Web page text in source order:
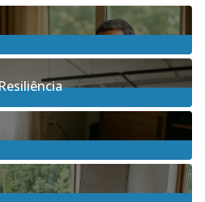
4Posts
Posts
3Posts